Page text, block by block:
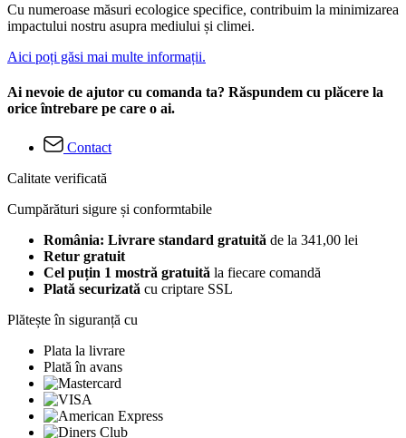
Cu numeroase măsuri ecologice specifice, contribuim la minimizarea
impactului nostru asupra mediului și climei.
Aici poți găsi mai multe informații.
Ai nevoie de ajutor cu comanda ta? Răspundem cu plăcere la
orice întrebare pe care o ai.
Contact
Calitate verificată
Cumpărături sigure și conformtabile
România: Livrare standard gratuită de la 341,00 lei
Retur gratuit
Cel puțin 1 mostră gratuită la fiecare comandă
Plată securizată cu criptare SSL
Plătește în siguranță cu
Plata la livrare
Plată în avans